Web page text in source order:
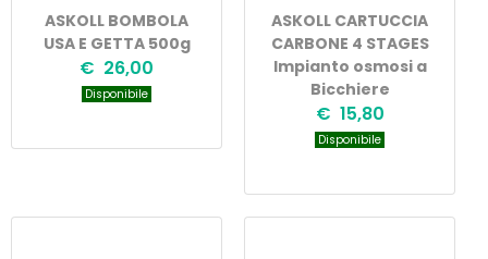
ASKOLL BOMBOLA
USA E GETTA 500g
€ 26,00
Disponibile
ASKOLL CARTUCCIA
CARBONE 4 STAGES
Impianto osmosi a
Bicchiere
€ 15,80
Disponibile